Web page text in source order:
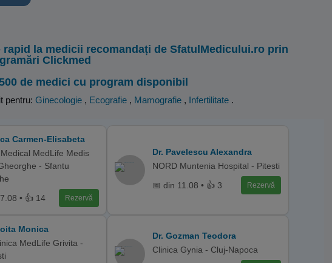
rapid la medicii recomandați de SfatulMedicului.ro prin
Clickmed
de medici cu program disponibil
pentru: Ginecologie , Ecografie , Mamografie , Infertilitate .
Carmen-Elisabeta
MedLife Medis
- Sfantu
• 👍 14
Rezervă
Dr. Pavelescu Alexandra
NORD Muntenia Hospital - Pitesti
📅 din 11.08 • 👍 3
Rezervă
Monica
MedLife Grivita -
Dr. Gozman Teodora
Clinica Gynia - Cluj-Napoca